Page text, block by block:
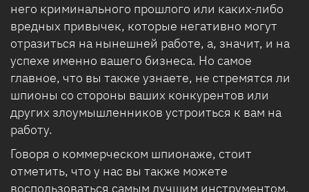
него криминального прошлого или каких-либо
вредных привычек, которые негативно могут
отразиться на нынешней работе, а, значит, и на
успехе именно вашего бизнеса. Но самое
главное, что вы также узнаете, не стремятся ли
шпионы со стороны ваших конкурентов или
других злоумышленников устроиться к вам на
работу.
Говоря о коммерческом шпионаже, стоит
отметить, что у нас вы также можете
воспользоваться самым лучшим инструментом,